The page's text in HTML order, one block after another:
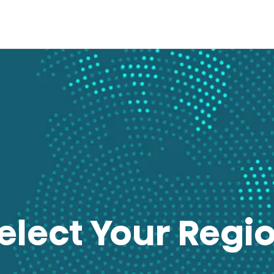
Your